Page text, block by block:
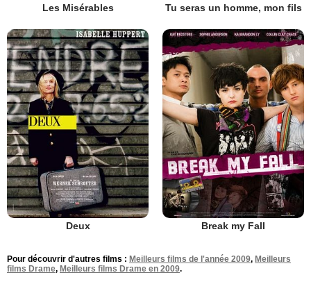
Les Misérables Tu seras un homme, mon fils
Deux Break my Fall
Pour découvrir d'autres films : Meilleurs films de l'année 2009, Meilleurs
films Drame, Meilleurs films Drame en 2009.